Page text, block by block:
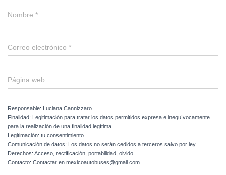
Nombre *
Correo electrónico *
Página web
Responsable: Luciana Cannizzaro.
Finalidad: Legitimación para tratar los datos permitidos expresa e inequívocamente
para la realización de una finalidad legítima.
Legitimación: tu consentimiento.
Comunicación de datos: Los datos no serán cedidos a terceros salvo por ley.
Derechos: Acceso, rectificación, portabilidad, olvido.
Contacto: Contactar en mexicoautobuses@gmail.com